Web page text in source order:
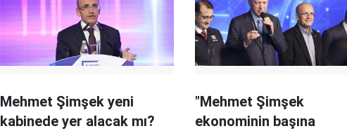
Mehmet Şimşek yeni
kabinede yer alacak mı?
"Mehmet Şimşek
ekonominin başına